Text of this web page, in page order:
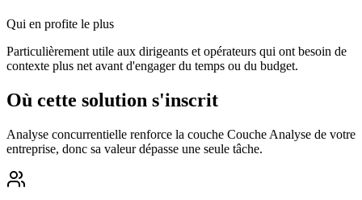
Qui en profite le plus
Particulièrement utile aux dirigeants et opérateurs qui ont besoin de
contexte plus net avant d'engager du temps ou du budget.
Où cette solution s'inscrit
Analyse concurrentielle renforce la couche Couche Analyse de votre
entreprise, donc sa valeur dépasse une seule tâche.